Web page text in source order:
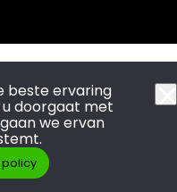
beste ervaring
u doorgaat met
we ervan
policy